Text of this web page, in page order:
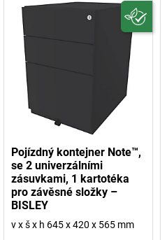
Pojízdný kontejner Note™,
se 2 univerzálními
zásuvkami, 1 kartotéka
pro závěsné složky –
BISLEY
v x š x h 645 x 420 x 565 mm